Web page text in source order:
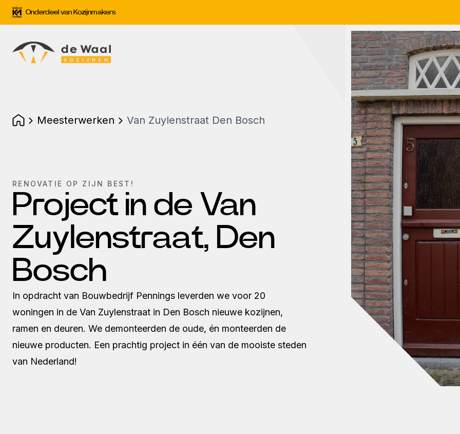
Onderdeel van Kozijnmakers
meesterwerken Van Zuylenstraat Den Bosch
RENOVATIE OP ZIJN BEST!
Project in de Van
Zuylenstraat, Den
Bosch
In opdracht van Bouwbedrijf Pennings leverden we voor 20
woningen in de Van Zuylenstraat in Den Bosch nieuwe kozijnen,
ramen en deuren. We demonteerden de oude, én monteerden de
nieuwe producten. Een prachtig project in één van de mooiste steden
van Nederland!